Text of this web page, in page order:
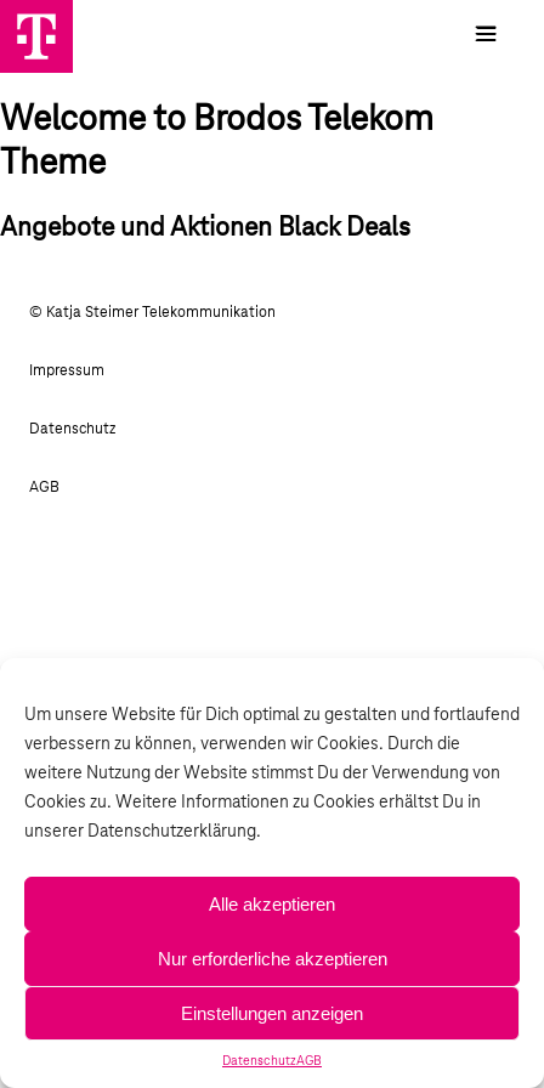
Um unsere Website für Dich optimal zu gestalten und fortlaufend
verbessern zu können, verwenden wir Cookies. Durch die
weitere Nutzung der Website stimmst Du der Verwendung von
Cookies zu. Weitere Informationen zu Cookies erhältst Du in
unserer Datenschutzerklärung.
Alle akzeptieren
Nur erforderliche akzeptieren
Einstellungen anzeigen
DatenschutzAGB
Welcome to Brodos Telekom
Theme
Angebote und Aktionen Black Deals
© Katja Steimer Telekommunikation
Impressum
Datenschutz
AGB